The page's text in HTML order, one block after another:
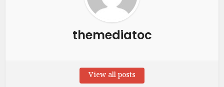
themediatoc
View all posts